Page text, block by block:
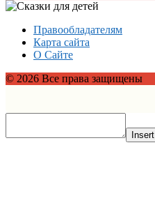
Правообладателям
Карта сайта
О Сайте
© 2026 Все права защищены
Insert